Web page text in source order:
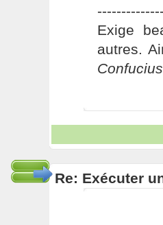
Exige
autres.
Confucius
Re: Exécuter